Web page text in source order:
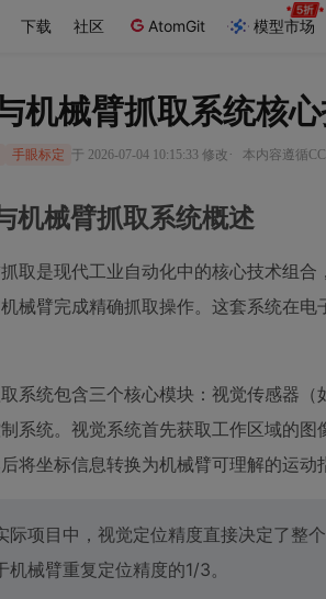
下载 社区 AtomGit 模型市场
机械臂抓取系统核
手眼标定 于 2026-07-04 10:15:33 修改 · 本内容遵循
机械臂抓取系统概述
取是现代工业自动化中的核心技术组
械臂完成精确抓取操作。这套系统在
系统包含三个核心模块：视觉传感器
系统。视觉系统首先获取工作区域的
将坐标信息转换为机械臂可理解的运
际项目中，视觉定位精度直接决定了整
机械臂重复定位精度的1/3。